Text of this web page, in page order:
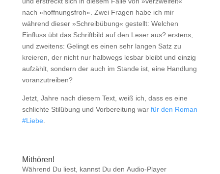
nach »hoffnungsfroh«. Zwei Fragen habe ich mir
während dieser »Schreibübung« gestellt: Welchen
Einfluss übt das Schriftbild auf den Leser aus? erstens,
und zweitens: Gelingt es einen sehr langen Satz zu
kreieren, der nicht nur halbwegs lesbar bleibt und einzig
aufzählt, sondern der auch im Stande ist, eine Handlung
voranzutreiben?
Jetzt, Jahre nach diesem Text, weiß ich, dass es eine
schlichte Stilübung und Vorbereitung war für den Roman
#Liebe.
Mithören!
Während Du liest, kannst Du den Audio-Player